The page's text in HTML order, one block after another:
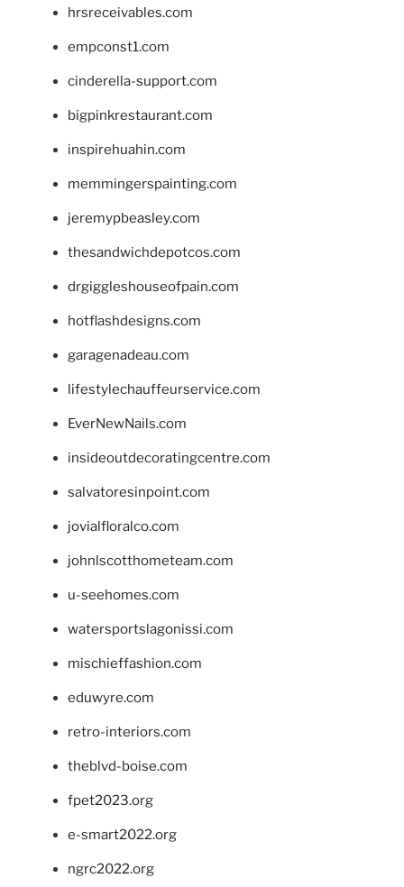
hrsreceivables.com
empconst1.com
cinderella-support.com
bigpinkrestaurant.com
inspirehuahin.com
memmingerspainting.com
jeremypbeasley.com
thesandwichdepotcos.com
drgiggleshouseofpain.com
hotflashdesigns.com
garagenadeau.com
lifestylechauffeurservice.com
EverNewNails.com
insideoutdecoratingcentre.com
salvatoresinpoint.com
jovialfloralco.com
johnlscotthometeam.com
u-seehomes.com
watersportslagonissi.com
mischieffashion.com
eduwyre.com
retro-interiors.com
theblvd-boise.com
fpet2023.org
e-smart2022.org
ngrc2022.org